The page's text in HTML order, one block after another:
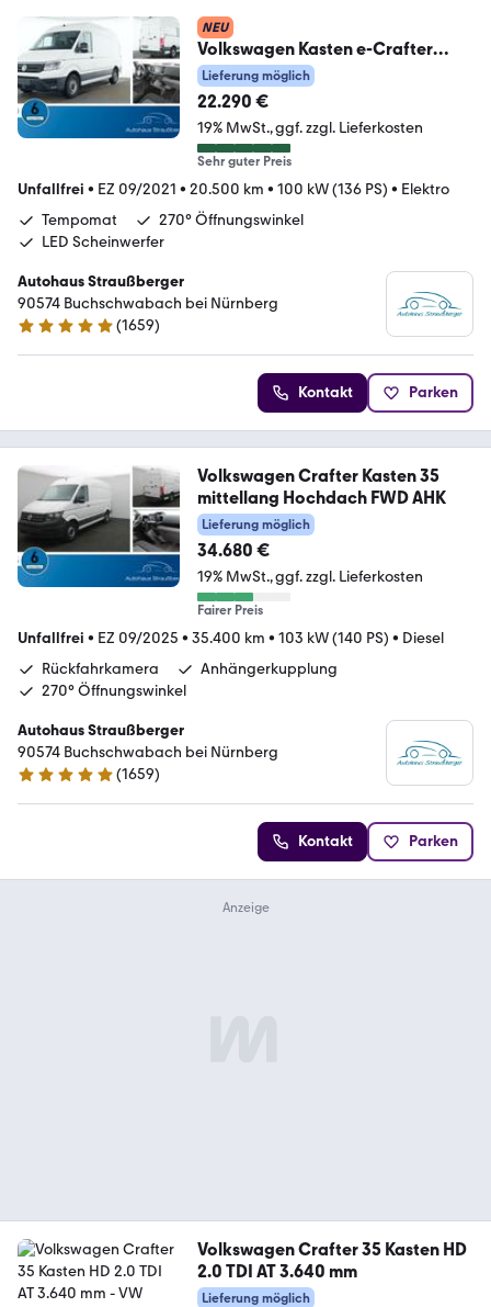
NEU
Volkswagen Kasten e-Crafter
mittellang Hochdach FWD 270°
Lieferung möglich
22.290 €
19% MwSt. ggf. zzgl. Lieferkosten
Sehr guter Preis
Unfallfrei • EZ 09/2021 • 20.500 km • 100 kW (136 PS) • Elektro
Tempomat
270° Öffnungswinkel
LED Scheinwerfer
Autohaus Straußberger
90574 Buchschwabach bei Nürnberg
4.9 Sterne
(1659)
Kontakt Parken
Volkswagen Crafter Kasten 35
mittellang Hochdach FWD AHK
Lieferung möglich
34.680 €
19% MwSt. ggf. zzgl. Lieferkosten
Fairer Preis
Unfallfrei • EZ 09/2025 • 35.400 km • 103 kW (140 PS) • Diesel
Rückfahrkamera
Anhängerkupplung
270° Öffnungswinkel
Autohaus Straußberger
90574 Buchschwabach bei Nürnberg
4.9 Sterne
(1659)
Kontakt Parken
Volkswagen Crafter 35 Kasten HD
2.0 TDI AT 3.640 mm
Lieferung möglich